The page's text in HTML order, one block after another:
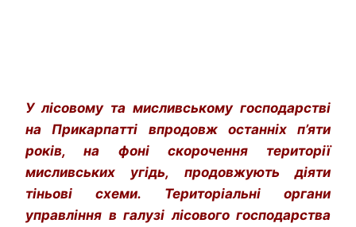
У лісовому та мисливському господарстві
на Прикарпатті впродовж останніх п’яти
років, на фоні скорочення території
мисливських угідь, продовжують діяти
тіньові схеми. Територіальні органи
управління в галузі лісового господарства